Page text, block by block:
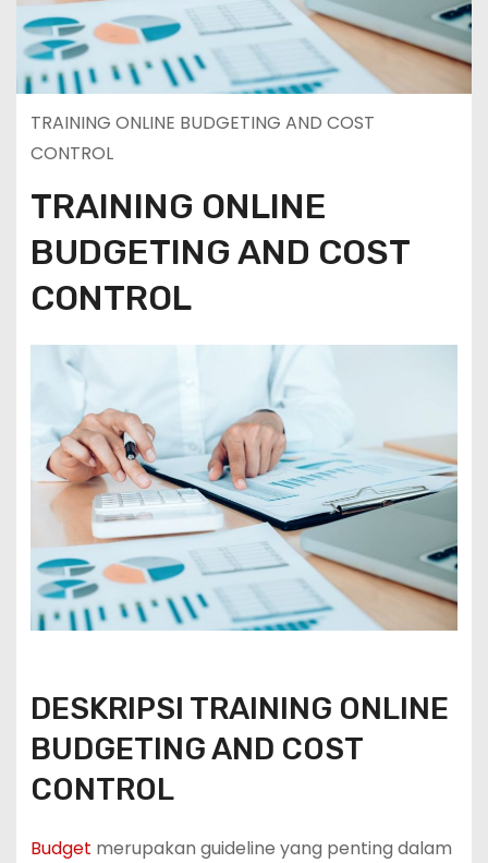
TRAINING ONLINE BUDGETING AND COST
CONTROL
TRAINING ONLINE
BUDGETING AND COST
CONTROL
DESKRIPSI TRAINING ONLINE
BUDGETING AND COST
CONTROL
Budget merupakan guideline yang penting dalam